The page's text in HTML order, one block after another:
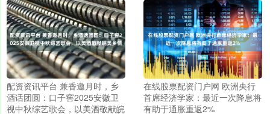
配资资讯平台 兼香邀月时，乡
酒话团圆：口子窖2025安徽卫
视中秋综艺歌会，以美酒敬献皖
在线股票配资门户网 欧洲央行
首席经济学家：最近一次降息将
有助于通胀重返2%